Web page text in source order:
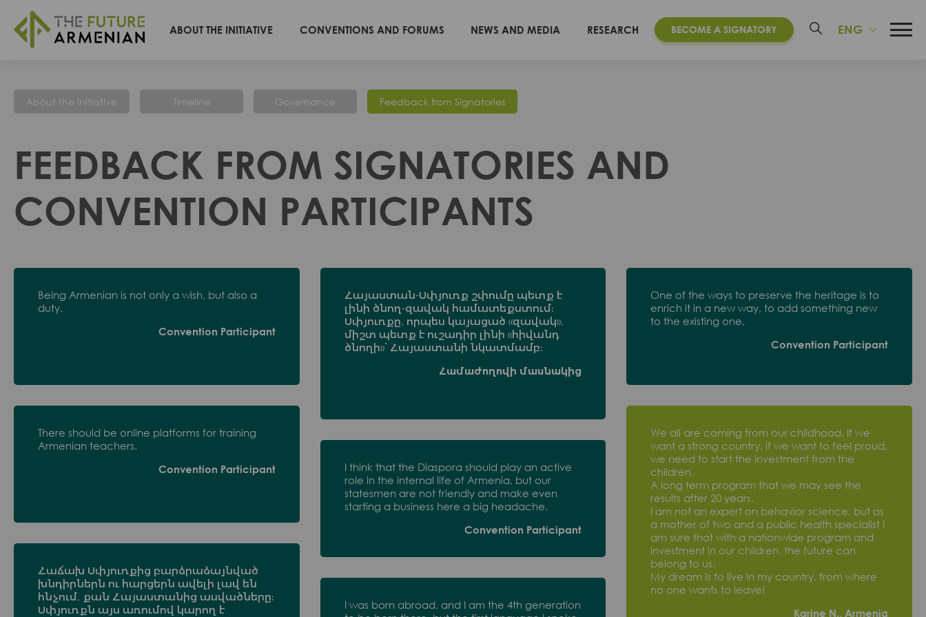
ABOUT THE INITIATIVE CONVENTIONS AND FORUMS NEWS AND MEDIA RESEARCH BECOME A SIGNATORY ENG
About the Initiative Timeline Governance Feedback from Signatories
FEEDBACK FROM SIGNATORIES AND
CONVENTION PARTICIPANTS
Being Armenian is not only a wish, but also a
duty.
Convention Participant
Հայաստան-Սփյուռք շփումը պետք է
լինի ծնող-զավակ համատեքստում։
Սփյուռքը, որպես կայացած «զավակ»,
միշտ պետք է ուշադիր լինի «հիվանդ
ծնողի»՝ Հայաստանի նկատմամբ։
Համաժողովի մասնակից
One of the ways to preserve the heritage is to
enrich it in a new way, to add something new
to the existing one.
Convention Participant
There should be online platforms for training
Armenian teachers.
Convention Participant
We all are coming from our childhood. If we
want a strong country, if we want to feel proud,
we need to start the investment from the
children.
A long term program that we may see the
results after 20 years.
I am not an expert on behavior science, but as
a mother of two and a public health specialist I
am sure that with a nationwide program and
investment in our children, the future can
belong to us.
My dream is to live in my country, from where
no one wants to leave!
Karine N., Armenia
I think that the Diaspora should play an active
role in the internal life of Armenia, but our
statesmen are not friendly and make even
starting a business here a big headache.
Convention Participant
Հաճախ Սփյուռքից բարձրաձայնված
խնդիրներն ու հարցերն ավելի լավ են
հնչում, քան Հայաստանից ասվածները։
Սփյուռքն այս առումով կարող է
I was born abroad, and I am the 4th generation